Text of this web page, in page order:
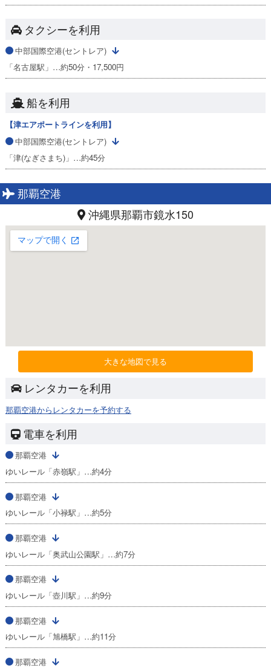
タクシーを利用
中部国際空港(セントレア)
「名古屋駅」…約50分・17,500円
船を利用
【津エアポートラインを利用】
中部国際空港(セントレア)
「津(なぎさまち)」…約45分
那覇空港
沖縄県那覇市鏡水150
大きな地図で見る
レンタカーを利用
那覇空港からレンタカーを予約する
電車を利用
那覇空港
ゆいレール「赤嶺駅」…約4分
那覇空港
ゆいレール「小禄駅」…約5分
那覇空港
ゆいレール「奥武山公園駅」…約7分
那覇空港
ゆいレール「壺川駅」…約9分
那覇空港
ゆいレール「旭橋駅」…約11分
那覇空港